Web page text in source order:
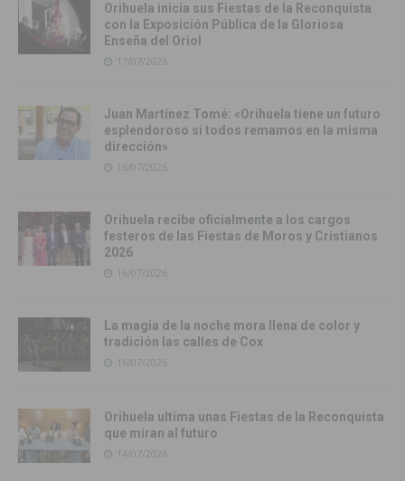
Orihuela inicia sus Fiestas de la Reconquista
con la Exposición Pública de la Gloriosa
Enseña del Oriol
17/07/2026
Juan Martínez Tomé: «Orihuela tiene un futuro
esplendoroso si todos remamos en la misma
dirección»
16/07/2026
Orihuela recibe oficialmente a los cargos
festeros de las Fiestas de Moros y Cristianos
2026
16/07/2026
La magia de la noche mora llena de color y
tradición las calles de Cox
16/07/2026
Orihuela ultima unas Fiestas de la Reconquista
que miran al futuro
14/07/2026